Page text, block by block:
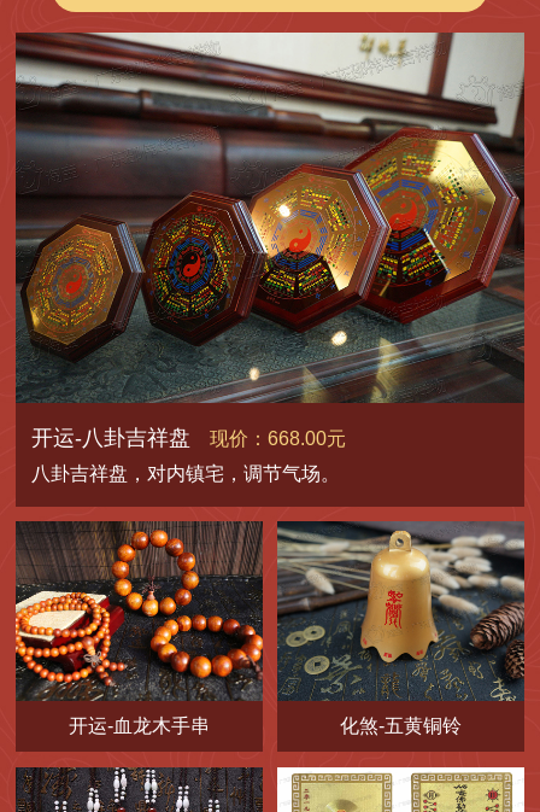
开运-八卦吉祥盘
现价：668.00元
八卦吉祥盘，对内镇宅，调节气场。
开运-血龙木手串 化煞-五黄铜铃